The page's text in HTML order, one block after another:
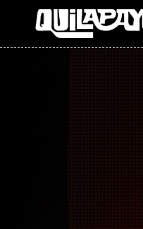
Imagen 01